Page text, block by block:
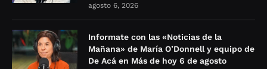
agosto 6, 2026
Informate con las «Noticias de la
Mañana» de María O’Donnell y equipo de
De Acá en Más de hoy 6 de agosto